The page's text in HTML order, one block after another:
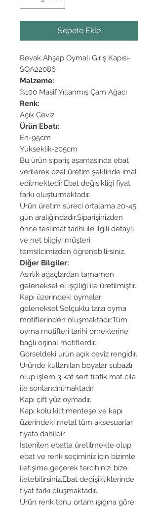
Sepete Ekle
Revak Ahşap Oymalı Giriş Kapısı-
SOA22086
Malzeme:
%100 Masif Yıllanmış Çam Ağacı
Renk:
Açık Ceviz
Ürün Ebatı:
En-95cm
Yükseklik-205cm
Bu ürün sipariş aşamasında ebat
verilerek özel üretim şeklinde imal
edilmektedir.Ebat değişikliği fiyat
farkı oluşturmaktadır.
Ürün üretim süreci ortalama 20-45
gün aralığındadır.Siparişinizden
önce teslimat tarihi ile ilgili detaylı
ve net bilgiyi müşteri
temsilcimizden öğrenebilirsiniz.
Diğer Bilgiler:
Asırlık ağaçlardan tamamen
geleneksel el işçiliği ile üretilmiştir.
Kapı üzerindeki oymalar
geleneksel Selçuklu tarzı oyma
motiflerinden oluşmaktadır.Tüm
oyma motifleri tarihi örneklerine
bağlı orjinal motiflerdir.
Görseldeki ürün açık ceviz rengidir.
Üründe kullanılan boyalar subazlı
olup işlem 3 kat sert trafik mat cila
ile sonlandırılmaktadır.
Kapı çift yüz oymadır.
Kapı kolu,kilit,menteşe ve kapı
üzerindeki metal tüm aksesuarlar
fiyata dahildir.
İstenilen ebatta üretilmekte olup
ebat ve renk seçiminiz için bizimle
iletişime geçerek tercihinizi bize
iletebilirsiniz.Ebat değişikliklerinde
fiyat farkı oluşmaktadır.
Ürün renk tonu ortam ışığına göre